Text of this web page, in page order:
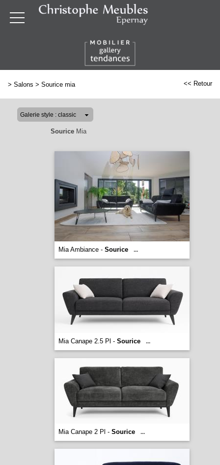
> Salons > Sourice mia << Retour
SouriceMia
Mia Ambiance - Sourice ...
Mia Canape 2.5 Pl - Sourice ...
Mia Canape 2 Pl - Sourice ...